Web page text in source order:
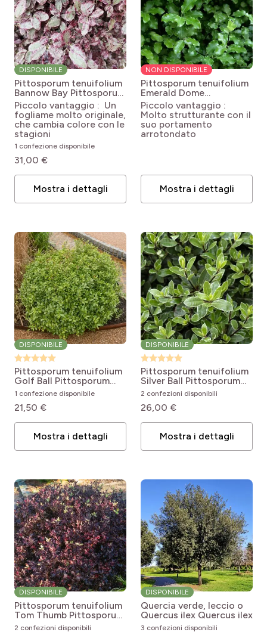
DISPONIBILE
Pittosporum tenuifolium
Bannow Bay Pittosporum
tenuifolium Breebay
(BANNOW BAY)
Piccolo vantaggio : Un
fogliame molto originale,
che cambia colore con le
stagioni
1 confezione disponibile
31,00 €
Mostra i dettagli
NON DISPONIBILE
Pittosporum tenuifolium
Emerald Dome
Pittosporum tenuifolium
Minpitto (EMERALD
DOME®)
Piccolo vantaggio :
Molto strutturante con il
suo portamento
arrotondato
Mostra i dettagli
DISPONIBILE
Pittosporum tenuifolium
Golf Ball Pittosporum
tenuifolium Golf ball
1 confezione disponibile
21,50 €
Mostra i dettagli
DISPONIBILE
Pittosporum tenuifolium
Silver Ball Pittosporum
tenuifolium Silver Ball
2 confezioni disponibili
26,00 €
Mostra i dettagli
DISPONIBILE
Pittosporum tenuifolium
Tom Thumb Pittosporum
tenuifolium Tom Thumb
2 confezioni disponibili
DISPONIBILE
Quercia verde, leccio o
Quercus ilex Quercus ilex
3 confezioni disponibili